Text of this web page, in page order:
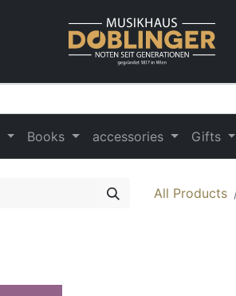
Books accessories Gifts
All Products